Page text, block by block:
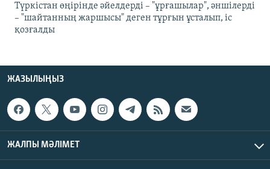
Түркістан өңірінде әйелдерді – "ұрғашылар", әншілерді
– "шайтанның жаршысы" деген тұрғын ұсталып, іс
қозғалды
ЖАЗЫЛЫҢЫЗ
ЖАЛПЫ МӘЛІМЕТ